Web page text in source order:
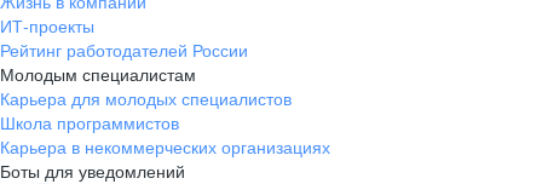
ИТ-проекты
Рейтинг работодателей России
Молодым специалистам
Карьера для молодых специалистов
Школа программистов
Карьера в некоммерческих организациях
Боты для уведомлений